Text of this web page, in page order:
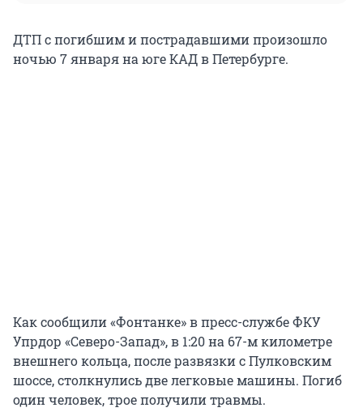
ДТП с погибшим и пострадавшими произошло
ночью 7 января на юге КАД в Петербурге.
Как сообщили «Фонтанке» в пресс-службе ФКУ
Упрдор «Северо-Запад», в 1:20 на 67-м километре
внешнего кольца, после развязки с Пулковским
шоссе, столкнулись две легковые машины. Погиб
один человек, трое получили травмы.